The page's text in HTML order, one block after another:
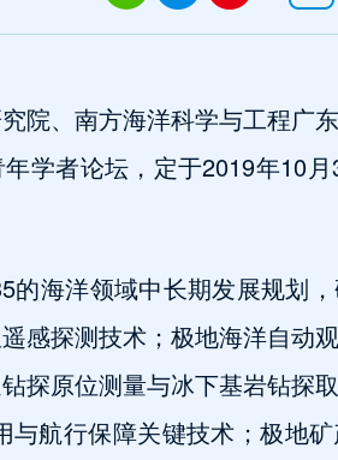
院、南方海洋科学与工程广
学者论坛，定于2019年10
海洋领域中长期发展规划
感探测技术；极地海洋自动
探原位测量与冰下基岩钻探
航行保障关键技术；极地